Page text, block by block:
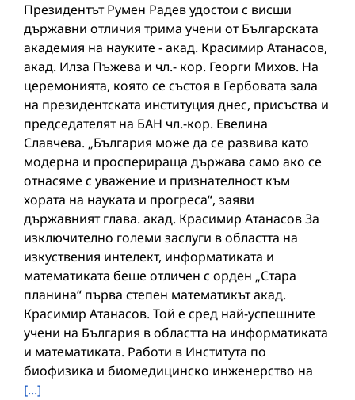
Президентът Румен Радев удостои с висши
държавни отличия трима учени от Българската
академия на науките - акад. Красимир Атанасов,
акад. Илза Пъжева и чл.- кор. Георги Михов. На
церемонията, която се състоя в Гербовата зала
на президентската институция днес, присъства и
председателят на БАН чл.-кор. Евелина
Славчева. „България може да се развива като
модерна и просперираща държава само ако се
отнасяме с уважение и признателност към
хората на науката и прогреса“, заяви
държавният глава. акад. Красимир Атанасов За
изключително големи заслуги в областта на
изкуствения интелект, информатиката и
математиката беше отличен с орден „Стара
планина“ първа степен математикът акад.
Красимир Атанасов. Той е сред най-успешните
учени на България в областта на информатиката
и математиката. Работи в Института по
биофизика и биомедицинско инженерство на
[...]